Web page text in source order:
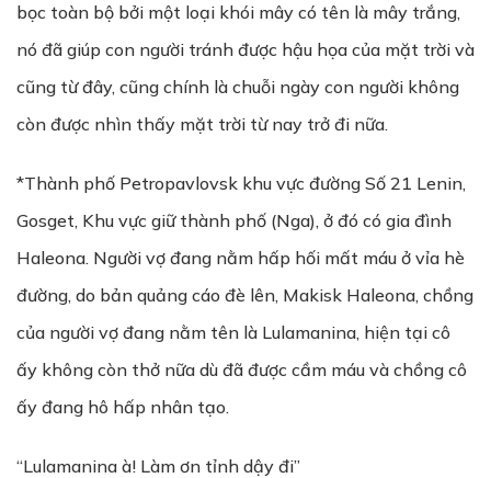
bọc toàn bộ bởi một loại khói mây có tên là mây trắng,
nó đã giúp con người tránh được hậu họa của mặt trời và
cũng từ đây, cũng chính là chuỗi ngày con người không
còn được nhìn thấy mặt trời từ nay trở đi nữa.
*Thành phố Petropavlovsk khu vực đường Số 21 Lenin,
Gosget, Khu vực giữ thành phố (Nga), ở đó có gia đình
Haleona. Người vợ đang nằm hấp hối mất máu ở vỉa hè
đường, do bản quảng cáo đè lên, Makisk Haleona, chồng
của người vợ đang nằm tên là Lulamanina, hiện tại cô
ấy không còn thở nữa dù đã được cầm máu và chồng cô
ấy đang hô hấp nhân tạo.
“Lulamanina à! Làm ơn tỉnh dậy đi”